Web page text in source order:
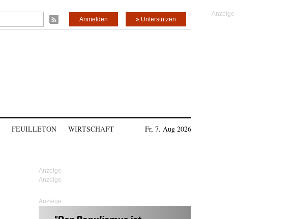
» Unterstützen
Anmelden
FEUILLETON WIRTSCHAFT Fr, 7. Aug 2026
Anzeige